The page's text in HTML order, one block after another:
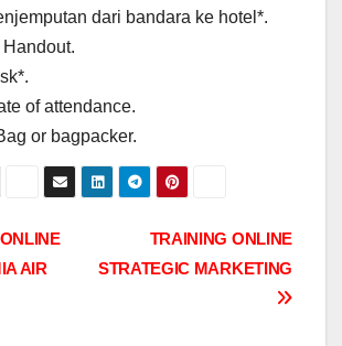
dari bandara ke hotel*.
Handout.
of attendance.
or bagpacker.
TRAINING ONLINE
STRATEGIC MARKETING
AIR